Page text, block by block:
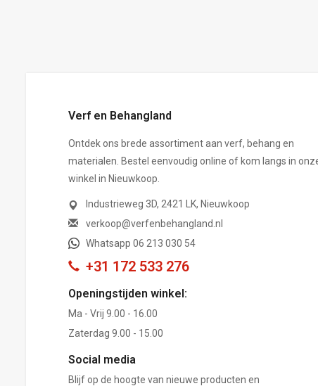
Verf en Behangland
Ontdek ons brede assortiment aan verf, behang en
materialen. Bestel eenvoudig online of kom langs in
winkel in Nieuwkoop.
Industrieweg 3D, 2421 LK, Nieuwkoop
verkoop@verfenbehangland.nl
Whatsapp 06 213 030 54
+31 172 533 276
Openingstijden winkel:
Ma - Vrij 9.00 - 16.00
Zaterdag 9.00 - 15.00
Social media
Blijf op de hoogte van nieuwe producten en